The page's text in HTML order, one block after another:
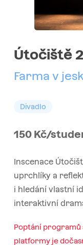
Útočiště
Farma v
Divadlo
150 Kč/
Inscenace
uprchlíky a
i hledání vlastní
interaktivní
Poptání
platformy je